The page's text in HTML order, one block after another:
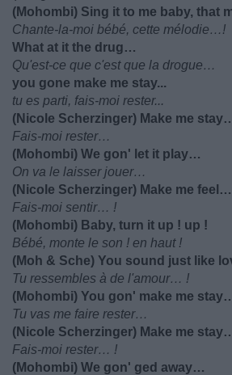
(Mohombi) Sing it to me baby, that
Chante-la-moi bébé, cette mélodie…!
What at it the drug…
Qu'est-ce que c'est que la drogue…
you gone make me stay...
tu es parti, fais-moi rester...
(Nicole Scherzinger) Make me
Fais-moi rester…
(Mohombi) We gon' let it play…
On va le laisser jouer…
(Nicole Scherzinger) Make me
Fais-moi sentir… !
(Mohombi) Baby, turn it up ! up !
Bébé, monte le son ! en haut !
(Moh & Sche) You sound just like
Tu ressembles à de l'amour… !
(Mohombi) You gon' make me
Tu vas me faire rester…
(Nicole Scherzinger) Make me
Fais-moi rester… !
(Mohombi) We gon' ged away…